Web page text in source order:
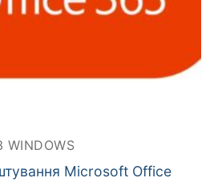
Microsoft Office